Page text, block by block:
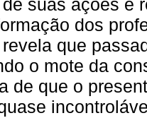
suas ações e
dos
que
o mote da
de que o